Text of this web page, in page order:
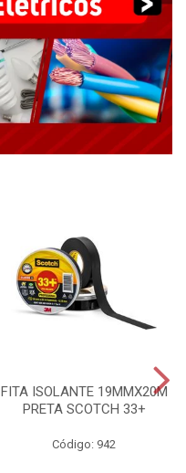
FITA ISOLANTE 19MMX20M
PRETA SCOTCH 33+
Código: 942